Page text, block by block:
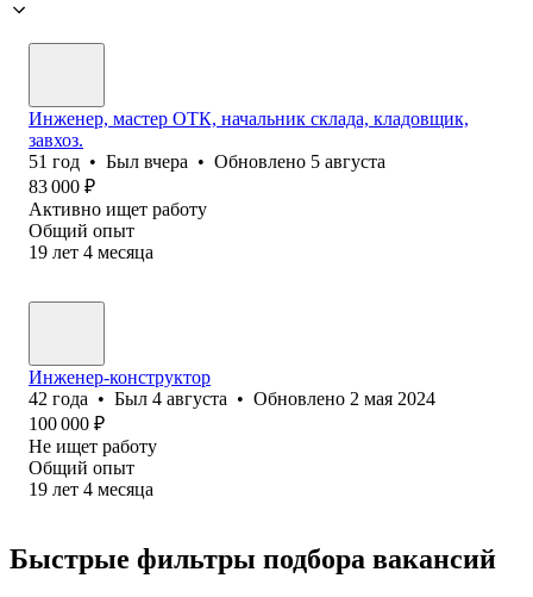
Инженер, мастер ОТК, начальник склада, кладовщик,
завхоз.
51 год • Был вчера • Обновлено 5 августа
83 000 ₽
Активно ищет работу
Общий опыт
19 лет 4 месяца
Инженер-конструктор
42 года • Был 4 августа • Обновлено 2 мая 2024
100 000 ₽
Не ищет работу
Общий опыт
19 лет 4 месяца
Быстрые фильтры подбора вакансий